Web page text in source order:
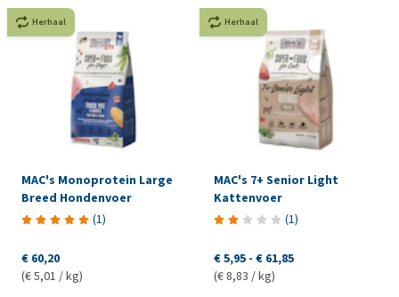
Herhaal
MAC's Monoprotein Large
Breed Hondenvoer
(1)
€ 60,20
(€ 5,01 / kg)
Herhaal
MAC's 7+ Senior Light
Kattenvoer
(1)
€ 5,95 - € 61,85
(€ 8,83 / kg)